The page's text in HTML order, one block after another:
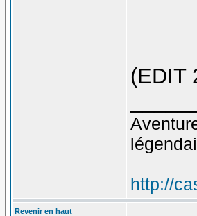
(EDIT
http://
Revenir en haut